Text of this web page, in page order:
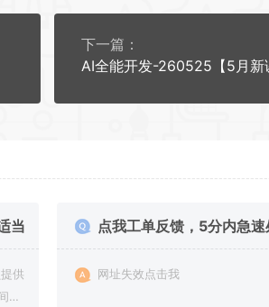
下一篇：
AI全能开发-260525【5月新
当
进
点我工单反馈，5分内急速
网址失效点击我